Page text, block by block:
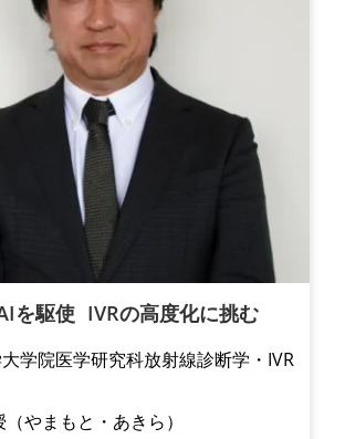
を駆使 IVRの高度化に挑む
学院医学研究科放射線診断学・IVR
やまもと・あきら）